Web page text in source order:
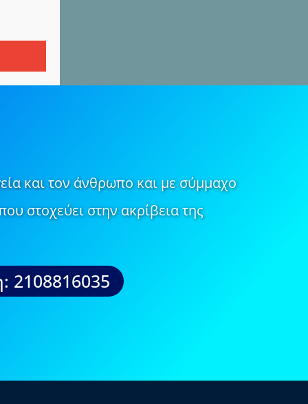
και τον άνθρωπο και με σύμμαχο
στοχεύει στην ακρίβεια της
2108816035